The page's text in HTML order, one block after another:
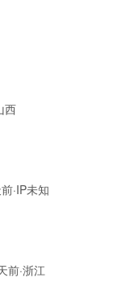
西
·IP未知
前·浙江